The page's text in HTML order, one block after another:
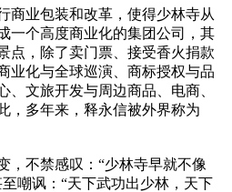
商业包装和改革，使得少林寺从
一个高度商业化的集团公司，其
点，除了卖门票、接受香火捐款
业化与全球巡演、商标授权与品
、文旅开发与周边商品、电商、
，多年来，释永信被外界称为
，不禁感叹：“少林寺早就不像
嘲讽：“天下武功出少林，天下